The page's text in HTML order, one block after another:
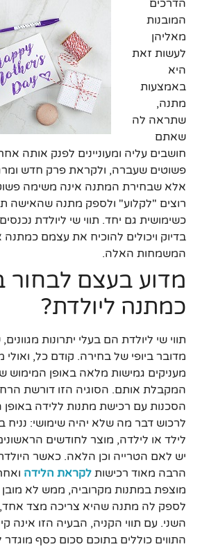
הדרכים
המובנות
מאליהן
לעשות זאת
היא
באמצעות
מתנה,
שתראה לה
שאתם
חושבים עליה ומעוניינים לפנק אותה
פשוטים שעברה, ולקראת פרק חדש
אלא שבחירת המתנה אינה משימה
רוצים "לקלוע" ולספק מתנה שהאישה
כשימושית גם יחד. תווי שי ליולדת
בדיוק ויכולים להוכיח את עצמם כמתנה
המשמחות האלה.
מדוע בעצם לבחור
כמתנה ליולדת?
תווי שי ליולדת הם בעלי יתרונות
מדובר ביופי של בחירה. קודם כל,
מעניקים גמישות מלאה באופן
המקבלת אותם. הסוגיה הזו דורשת
הסכנות עם רכישת מתנות ללידה
לרכוש דבר מה שלא יהיה שימושי: נניח
לילד או לילדה, מוצר לחודשים
יש לאם הטרייה וכן הלאה. כאשר
הרבה מאוד רכישות לקראת הלידה
מוצפת במתנות מקרוביה, ממש לא מובן
לספק לה מתנה שהיא צריכה מצד
השני. עם תווי הקניה, הבעיה הזו אינה
התווים כוללים בתוכם סכום כסף מוגדר